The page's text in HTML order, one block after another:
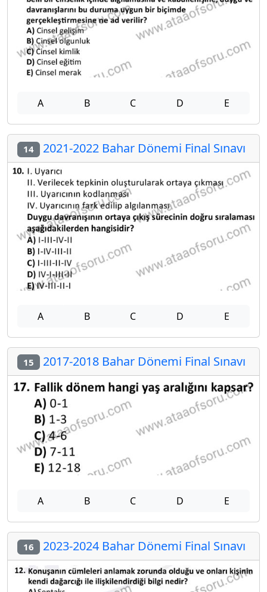
A B C D E
14 2021-2022 Bahar Dönemi Final Sınavı
A B C D E
15 2017-2018 Bahar Dönemi Final Sınavı
A B C D E
16 2023-2024 Bahar Dönemi Final Sınavı